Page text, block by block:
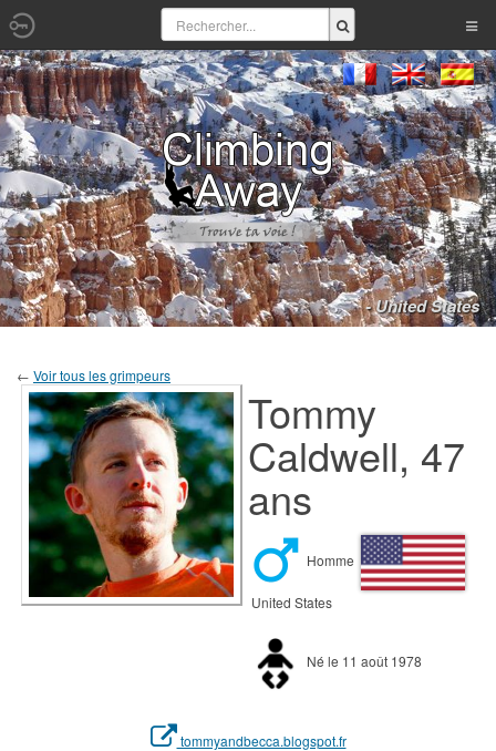
- United States
← Voir tous les grimpeurs
Tommy
Caldwell, 47
ans
Homme
United States
Né le 11 août 1978
tommyandbecca.blogspot.fr